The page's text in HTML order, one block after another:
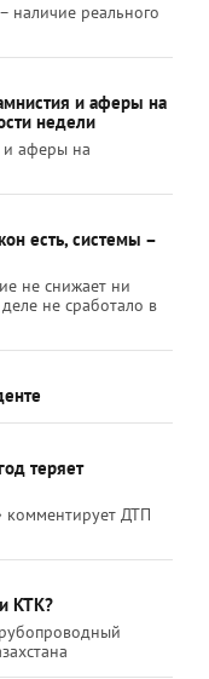
наличие реального
и аферы на
недели
и аферы на
есть, системы –
не снижает ни
не сработало в
теряет
комментирует ДТП
КТК?